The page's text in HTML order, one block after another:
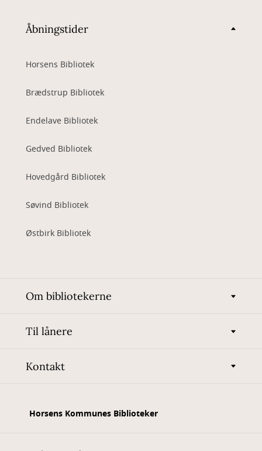
Åbningstider
Horsens Bibliotek
Brædstrup Bibliotek
Endelave Bibliotek
Gedved Bibliotek
Hovedgård Bibliotek
Søvind Bibliotek
Østbirk Bibliotek
Om bibliotekerne
Til lånere
Kontakt
Horsens Kommunes Biblioteker